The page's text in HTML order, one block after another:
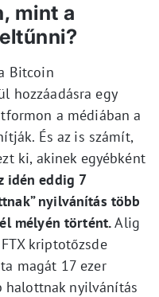
mint a
Bitcoin
hozzáadásra egy
a médiában a
És az is számít,
ki, akinek egyébként
idén eddig 7
nyilvánítás több
mélyén történt.Alig
kriptotőzsde
magát 17 ezer
nyilvánítás